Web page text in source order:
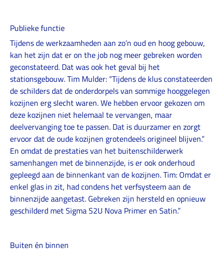
Publieke functie
Tijdens de werkzaamheden aan zo’n oud en hoog gebouw,
kan het zijn dat er on the job nog meer gebreken worden
geconstateerd. Dat was ook het geval bij het
stationsgebouw. Tim Mulder: “Tijdens de klus constateerden
de schilders dat de onderdorpels van sommige hooggelegen
kozijnen erg slecht waren. We hebben ervoor gekozen om
deze kozijnen niet helemaal te vervangen, maar
deelvervanging toe te passen. Dat is duurzamer en zorgt
ervoor dat de oude kozijnen grotendeels origineel blijven.”
En omdat de prestaties van het buitenschilderwerk
samenhangen met de binnenzijde, is er ook onderhoud
gepleegd aan de binnenkant van de kozijnen. Tim: Omdat er
enkel glas in zit, had condens het verfsysteem aan de
binnenzijde aangetast. Gebreken zijn hersteld en opnieuw
geschilderd met Sigma S2U Nova Primer en Satin.”
Buiten én binnen